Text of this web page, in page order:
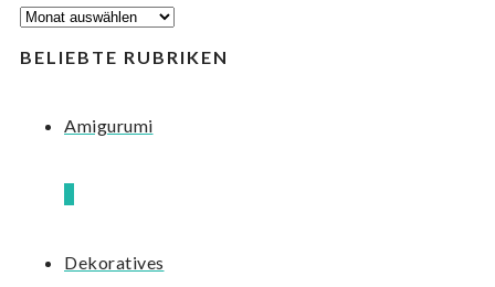
BLOG-
BELIEBTE RUBRIKEN
Amigurumi
Dekoratives